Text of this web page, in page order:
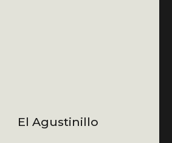
El Agustinillo